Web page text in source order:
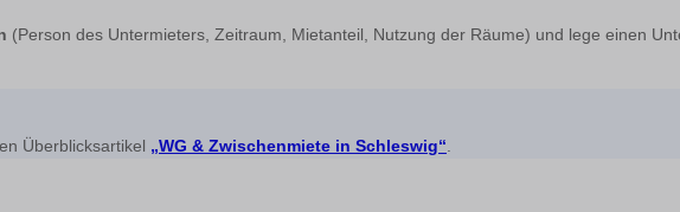
(Person des Untermieters, Zeitraum, Mietanteil, Nutzung der Räume) und lege einen
Überblicksartikel „WG & Zwischenmiete in Schleswig“.